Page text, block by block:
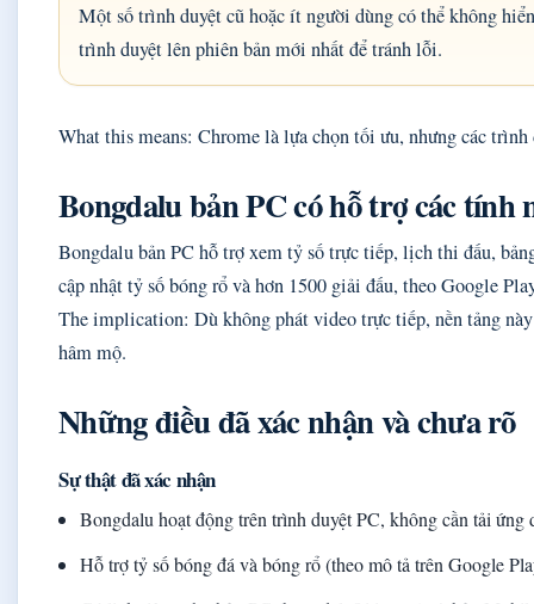
Một số trình duyệt cũ hoặc ít người dùng có thể không
trình duyệt lên phiên bản mới nhất để tránh lỗi.
What this means: Chrome là lựa chọn tối ưu, nhưng các
Bongdalu bản PC có hỗ trợ các tính
Bongdalu bản PC hỗ trợ xem tỷ số trực tiếp, lịch thi đấu,
cập nhật tỷ số bóng rổ và hơn 1500 giải đấu, theo Google
The implication: Dù không phát video trực tiếp, nền tảng
hâm mộ.
Những điều đã xác nhận và chưa rõ
Sự thật đã xác nhận
Bongdalu hoạt động trên trình duyệt PC, không cần tải
Hỗ trợ tỷ số bóng đá và bóng rổ (theo mô tả trên Google